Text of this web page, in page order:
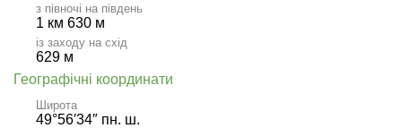
з півночі на південь
1 км 630 м
із заходу на схід
629 м
Географічні координати
Широта
49°56′34″ пн. ш.